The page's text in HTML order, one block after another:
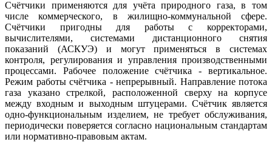
Счётчики применяются для учёта природного газа, в том
числе коммерческого, в жилищно-коммунальной сфере.
Счётчики пригодны для работы с корректорами,
вычислителями, системами дистанционного снятия
показаний (АСКУЭ) и могут применяться в системах
контроля, регулирования и управления производственными
процессами. Рабочее положение счётчика - вертикальное.
Режим работы счётчика - непрерывный. Направление потока
газа указано стрелкой, расположенной сверху на корпусе
между входным и выходным штуцерами. Счётчик является
одно-функциональным изделием, не требует обслуживания,
периодически поверяется согласно национальным стандартам
или нормативно-правовым актам.